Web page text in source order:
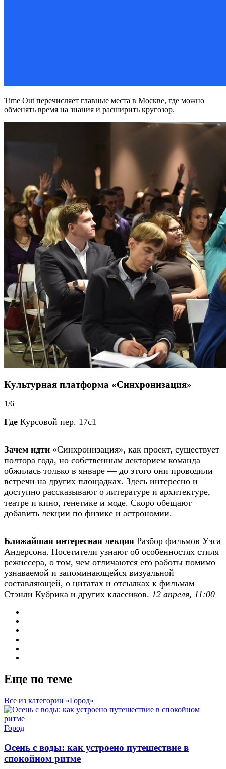
Time Out перечисляет главные места в Москве, где можно
обменять время на знания и расширить кругозор.
Культурная платформа «Синхронизация»
1/6
Где Курсовой пер. 17с1
Зачем идти «Синхронизация», как проект, существует
полтора года, но собственным лекторием команда
обжилась только в январе — до этого они проводили
встречи на других площадках. Здесь интересно и
доступно рассказывают о литературе и архитектуре,
театре и кино, генетике и моде. Скоро обещают
добавить лекции по физике и астрономии.
Ближайшая интересная лекция Разбор фильмов Уэса
Андерсона. Посетители узнают об особенностях стиля
режиссера, о том, чем отличаются его работы помимо
узнаваемой и запоминающейся визуальной
составляющей, о цитатах и отсылках к фильмам
Стэнли Кубрика и других классиков. 12 апреля, 11:00
Еще по теме
Все из категории «Город»
Город
Осень с воды: как устроено путешествие в
спокойном ритме